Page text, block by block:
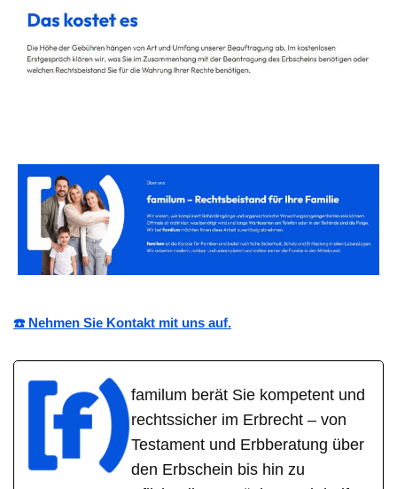
☎️ Nehmen Sie Kontakt mit uns auf.
familum berät Sie kompetent und
rechtssicher im Erbrecht – von
Testament und Erbberatung über
den Erbschein bis hin zu